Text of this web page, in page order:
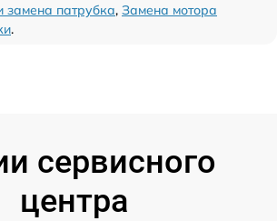
замена патрубка, Замена мотора
.
сервисного
центра